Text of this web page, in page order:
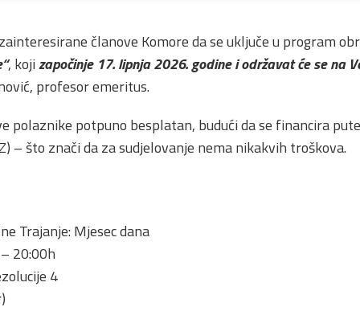
članove Komore da se uključe u program
, kojizapočinje 17. lipnja 2026. godine i održavat će se na
profesor emeritus.
polaznike potpuno besplatan, budući da se financira
– što znači da za sudjelovanje nema nikakvih troškova.
Trajanje: Mjesec dana
20:00h
4